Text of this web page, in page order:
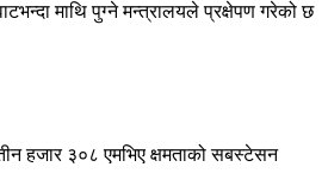
माथि पुग्ने मन्त्रालयले प्रक्षेपण गरेको छ
हजार ३०८ एमभिए क्षमताको सबस्टेसन